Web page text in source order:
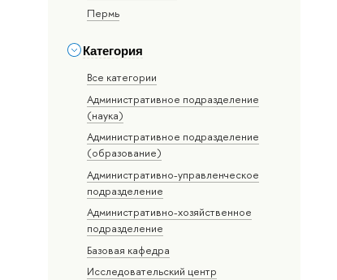
Пермь
Категория
Все категории
Административное подразделение
(наука)
Административное подразделение
(образование)
Административно-управленческое
подразделение
Административно-хозяйственное
подразделение
Базовая кафедра
Исследовательский центр